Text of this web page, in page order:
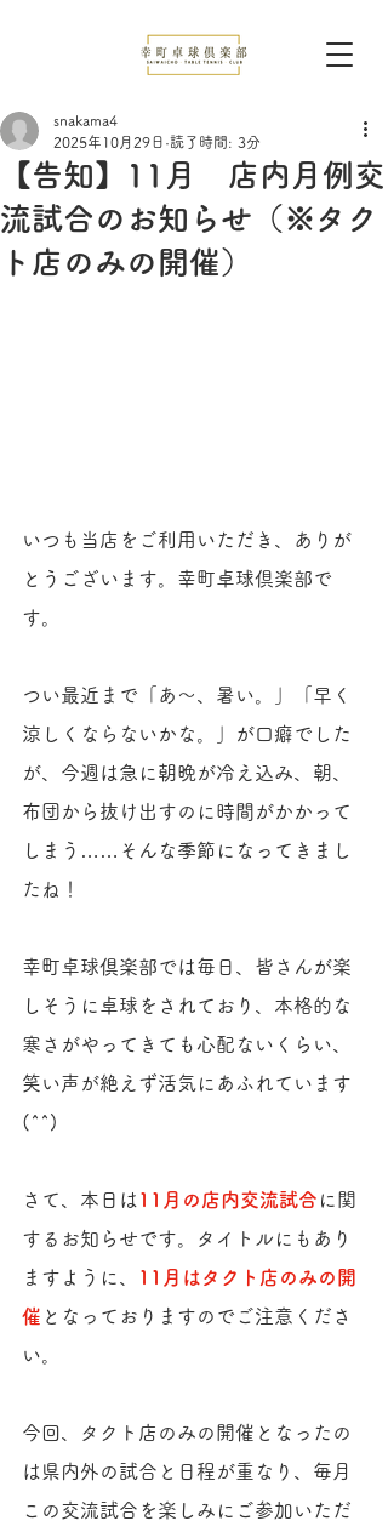
【告知】11月 店内月例交
流試合のお知らせ（※タク
ト店のみの開催）
snakama4
2025年10月29日 読了時間: 3分
いつも当店をご利用いただき、ありが
とうございます。幸町卓球倶楽部で
す。
つい最近まで「あ〜、暑い。」「早く
涼しくならないかな。」が口癖でした
が、今週は急に朝晩が冷え込み、朝、
布団から抜け出すのに時間がかかって
しまう……そんな季節になってきまし
たね！
幸町卓球倶楽部では毎日、皆さんが楽
しそうに卓球をされており、本格的な
寒さがやってきても心配ないくらい、
笑い声が絶えず活気にあふれています
(^^)
さて、本日は 11月の店内交流試合 に関
するお知らせです。タイトルにもあり
ますように、
11月はタクト店のみの開
催 となっておりますのでご注意くださ
い。
今回、タクト店のみの開催となったの
は県内外の試合と日程が重なり、毎月
この交流試合を楽しみにご参加いただ